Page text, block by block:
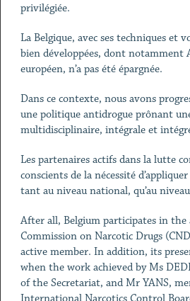
privilégiée.
La Belgique, avec ses techniques et
bien développées, dont notamment
européen, n’a pas été épargnée.
Dans ce contexte, nous avons
une politique antidrogue prônant
multidisciplinaire, intégrale et
Les partenaires actifs dans la lutte
conscients de la nécessité
tant au niveau national, qu’au
After all, Belgium participates in
Commission on Narcotic Drugs
active member. In addition, its
when the work achieved by Ms
of the Secretariat, and Mr YANS,